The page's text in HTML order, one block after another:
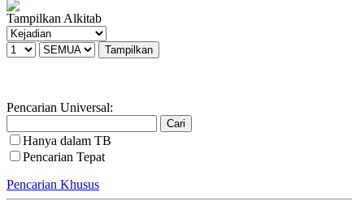
Tampilkan Alkitab
Pencarian Universal:
Hanya dalam TB
Pencarian Tepat
Pencarian Khusus